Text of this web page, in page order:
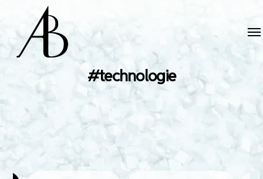
#technologie